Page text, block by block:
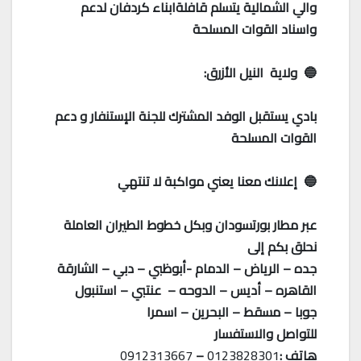
والي الشمالية يتسلم قافلةابناء كردفان لدعم
واسناد القوات المسلحة
🔵 ولاية النيل الأزرق:
بادي يستقبل الوفد المشترك للجنة الإستنفار و دعم
القوات المسلحة
🔵 إعلانك معنا يعني مواكبة لا تنتهي
عبر مطار بورتسودان وبكل خطوط الطيران العاملة
نحلق بكم إلى
جده – الرياض – الدمام -أبوظبي – دبي – الشارقة
القاهره – أديس – الدوحه – عنتبي – استنبول
جوبا – مسقط – البحرين – اسمرا
للتواصل والاستفسار
هاتف :0123828301
–
0912313667